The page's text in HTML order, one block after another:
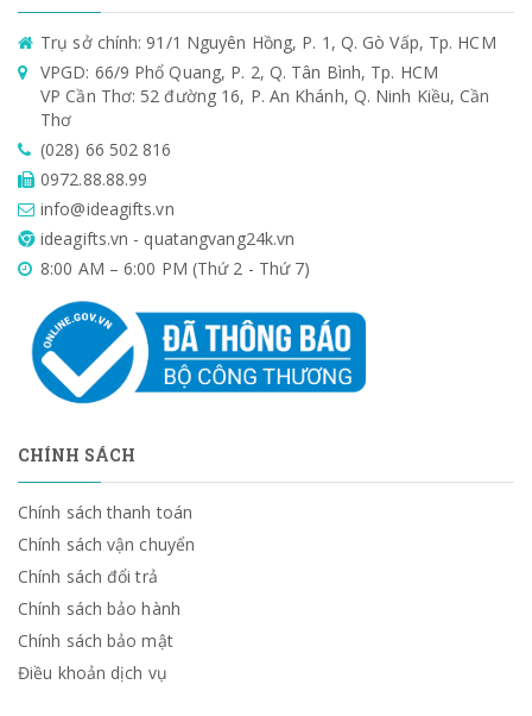
Trụ sở chính: 91/1 Nguyên Hồng, P. 1, Q. Gò Vấp, Tp. HCM
VPGD: 66/9 Phổ Quang, P. 2, Q. Tân Bình, Tp. HCM
VP Cần Thơ: 52 đường 16, P. An Khánh, Q. Ninh Kiều, Cần
Thơ
(028) 66 502 816
0972.88.88.99
info@ideagifts.vn
ideagifts.vn - quatangvang24k.vn
8:00 AM – 6:00 PM (Thứ 2 - Thứ 7)
CHÍNH SÁCH
Chính sách thanh toán
Chính sách vận chuyển
Chính sách đổi trả
Chính sách bảo hành
Chính sách bảo mật
Điều khoản dịch vụ